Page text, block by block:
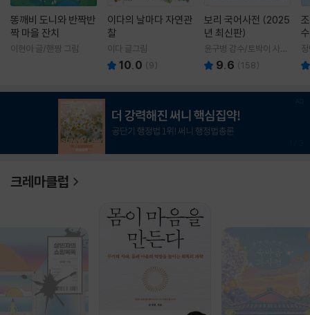
똥깨비 도니와 반짝반
짝 마을 잔치
이현아 글/핸짱 그림
이다의 날마다 자연관
찰
이다 글그림
10.0 (9)
보리 국어사전 (2025
년 최신판)
윤구병 감수/토박이 사전
편찬실 편
9.6 (158)
크레마클럽